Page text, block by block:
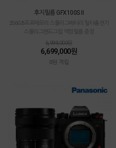
후지필름 GFX100S II
256GB프로메모리 스몰리그배터리 틸타충전기
스몰리그핸드그립 액정필름 증정
6,999,000원
6,699,000원
0원 적립